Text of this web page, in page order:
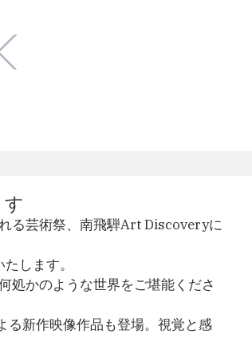
る芸術祭、南飛騨Art Discoveryに
します。
処かのような世界をご堪能くださ
る新作映像作品も登場。視覚と感